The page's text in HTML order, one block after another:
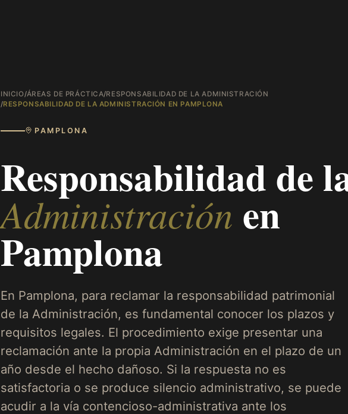
INICIO/ÁREAS DE PRÁCTICA/RESPONSABILIDAD DE LA ADMINISTRACIÓN
/RESPONSABILIDAD DE LA ADMINISTRACIÓN EN PAMPLONA
PAMPLONA
Responsabilidad de
Administración en
Pamplona
En Pamplona, para reclamar la responsabilidad patrimonial
de la Administración, es fundamental conocer los plazos y
requisitos legales. El procedimiento exige presentar una
reclamación ante la propia Administración en el plazo de un
año desde el hecho dañoso. Si la respuesta no es
satisfactoria o se produce silencio administrativo, se puede
acudir a la vía contencioso-administrativa ante los